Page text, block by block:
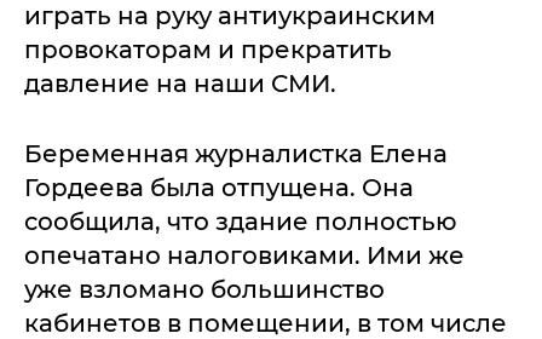
играть на руку антиукраинским
провокаторам и прекратить
давление на наши СМИ.
Беременная журналистка Елена
Гордеева была отпущена. Она
сообщила, что здание полностью
опечатано налоговиками. Ими же
уже взломано большинство
кабинетов в помещении, в том числе